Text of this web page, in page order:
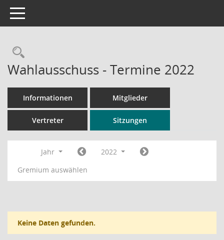
Toggle navigation
Rechercheauswahl
Wahlausschuss - Termine 2022
Informationen Mitglieder
Vertreter Sitzungen
Jahr
2022
Gremium auswählen
Keine Daten gefunden.